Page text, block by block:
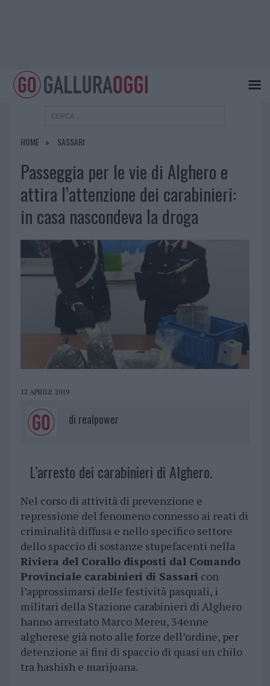
HOME SASSARI
Passeggia per le vie di Alghero e
attira l’attenzione dei carabinieri:
in casa nascondeva la droga
12 APRILE 2019
di realpower
L’arresto dei carabinieri di Alghero.
Nel corso di attività di prevenzione e
repressione del fenomeno connesso ai reati di
criminalità diffusa e nello specifico settore
dello spaccio di sostanze stupefacenti nella
Riviera del Corallo disposti dal Comando
Provinciale carabinieri di Sassari con
l’approssimarsi delle festività pasquali, i
militari della Stazione carabinieri di Alghero
hanno arrestato Marco Mereu, 34enne
algherese già noto alle forze dell’ordine, per
detenzione ai fini di spaccio di quasi un chilo
tra hashish e marijuana.